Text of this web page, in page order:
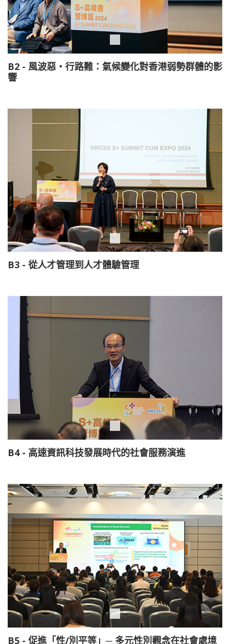
B2 - 風波惡‧行路難：氣候變化對香港弱勢群體的影
響
B3 - 從人才管理到人才體驗管理
B4 - 高速資訊科技發展時代的社會服務演進
B5 - 促進「性/別平等」─ 多元性別觀念在社會處境